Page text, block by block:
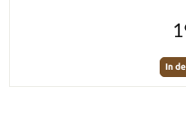
In